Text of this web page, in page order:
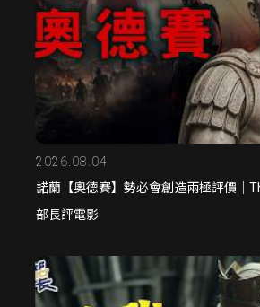
2026.08.04
諾蘭【奧德賽】勢必會創造兩極評價｜
部長評電影